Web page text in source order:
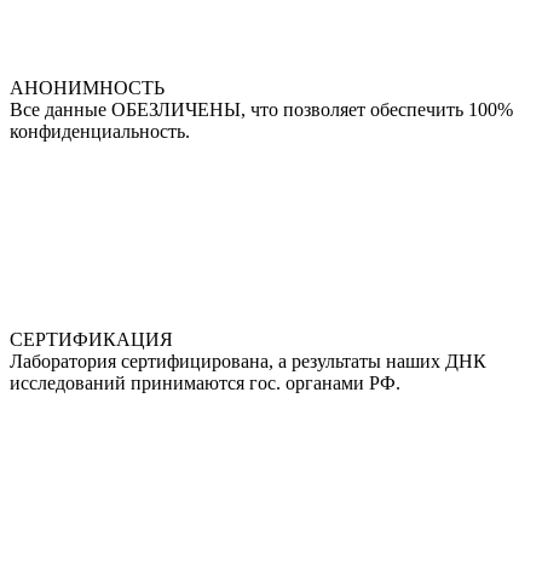
АНОНИМНОСТЬ
Все данные ОБЕЗЛИЧЕНЫ, что позволяет обеспечить 100%
конфиденциальность.
СЕРТИФИКАЦИЯ
Лаборатория сертифицирована, а результаты наших ДНК
исследований принимаются гос. органами РФ.